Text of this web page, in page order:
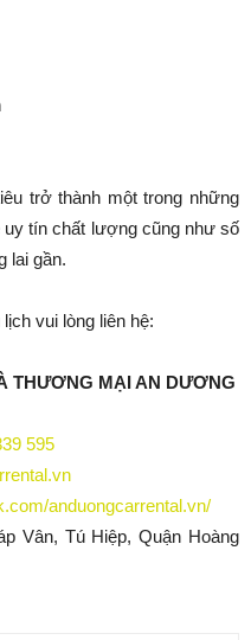
trở thành một trong những
tín chất lượng cũng như số
lai gần.
vui lòng liên hệ:
THƯƠNG MẠI AN DƯƠNG
595
anduongcarrental.vn/
Vân, Tú Hiệp, Quận Hoàng